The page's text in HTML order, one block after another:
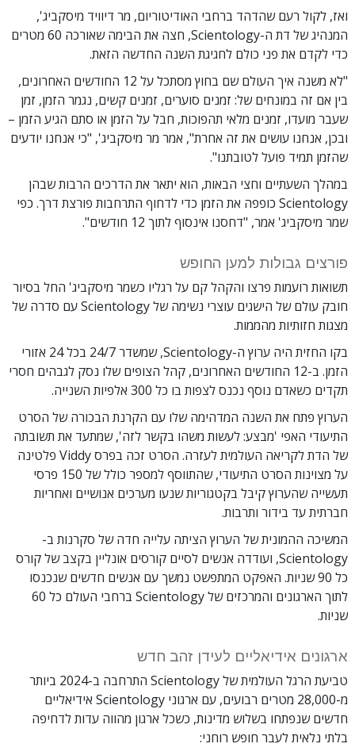
ואז, לקול רעם שהדהד ברחבי האודיטוריום, מר דיוויד מיסקביג',
המנהיג של דת ה-Scientology, חצה את הבימה שאורכה 60 מטרים
כדי לקדם את פני כולם לחגיגת השנה החדשה הזאת.
"לא משנה איך העולם שם בחוץ מסתכל על 12 החודשים האחרונים,
בין אם זה במונחים של: זמנים סוערים, זמנים קשים, נגמר הזמן, זמן
שעבר מועדו, זמנים מלאי תהפוכות, חבל על הזמן או סתם הגיע הזמן –
ובכן, אנחנו עושים את זה אחרת", אמר מר מיסקביג', "כי אנחנו יודעים
שהזמן תמיד פועל לטובתנו".
במהלך השעתיים וחצי הבאות, הוא יתאר את הדרכים הרבות שבהן
Scientology כופפה את הזמן כדי לדחוף התרחבות פורצת דרך. כפי
שמר מיסקביג' אמר, "דחסנו אינסוף לתוך 12 חודשים".
פורצים גבולות למען החופש
תשואות רועמות פרצו והקהל קם על רגליו כשמר מיסקביג' החל בסיור
חובק עולם של הישגים עוצרי נשימה של Scientology עם סדרה של
מצגות חזותיות מהממות.
בקו החזית היה ערוץ ה-Scientology, שמשדר 24/7 בכל 24 אזורי
הזמן. ב-12 החודשים האחרונים, קהל הצופים שלו נסק לגבהים חסרי
תקדים כשאדם נוסף נכנס לצפות בו כל 300 אלפיות השנייה.
הערוץ פתח את השנה המדהימה שלו עם הקרנת הבכורה של הסרט
התיעודי האפי 'מבצע: לעשות משהו בקשר לזה', שמתעד את תשובתה
של הדת לקריאה העולמית לעזרה.
הסרט זכה בפרס Viddy פלטינה
על מצוינות הסרט התיעודי, שהתווסף למספר כולל של 150 פרסי
תעשייה שהערוץ קיבל בקטגוריות שנעו מערכים אנושיים ואחריות
חברתית עד בידור ותרבות.
המשיכה ההמונית של הערוץ הציתה עלייה חדה של סקרנות ב-
Scientology, ועודדה אנשים לסיים קורסים אונליין בקצב של קורס
כל 90 שניות. האפקט המתפשט נמשך עם אנשים חדשים שנכנסו
לתוך הארגונים והמרכזים של Scientology ברחבי העולם כל 60
שניות.
ארגונים אידיאליים לעידן זהב חדש
טביעת הרגל העולמית של Scientology התרחבה ב-2024 ביותר
מ-28,000 מטרים רבועים, עם ארגוני Scientology אידיאליים
חדשים שנפתחו בשלוש מדינות, כשכל ארגון מהווה עדות לדחיפה
בלתי נלאית לעבר חופש רוחני: